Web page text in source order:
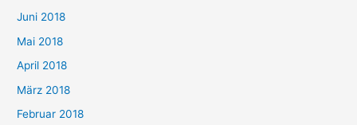
Juni 2018
Mai 2018
April 2018
März 2018
Februar 2018